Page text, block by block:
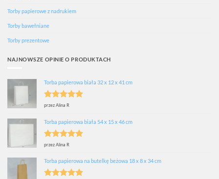
Torby papierowe z nadrukiem
Torby bawełniane
Torby prezentowe
NAJNOWSZE OPINIE O PRODUKTACH
Torba papierowa biała 32 x 12 x 41 cm
Oceniono
przez Alina R
Torba papierowa biała 54 x 15 x 46 cm
Oceniono
przez Alina R
Torba papierowa na butelkę beżowa 18 x 8 x 34 cm